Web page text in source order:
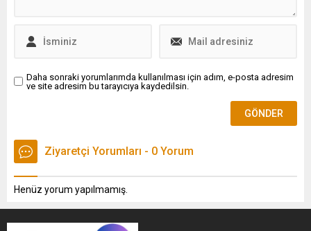
Daha sonraki yorumlarımda kullanılması için adım, e-posta adresim
ve site adresim bu tarayıcıya kaydedilsin.
Ziyaretçi Yorumları - 0 Yorum
Henüz yorum yapılmamış.